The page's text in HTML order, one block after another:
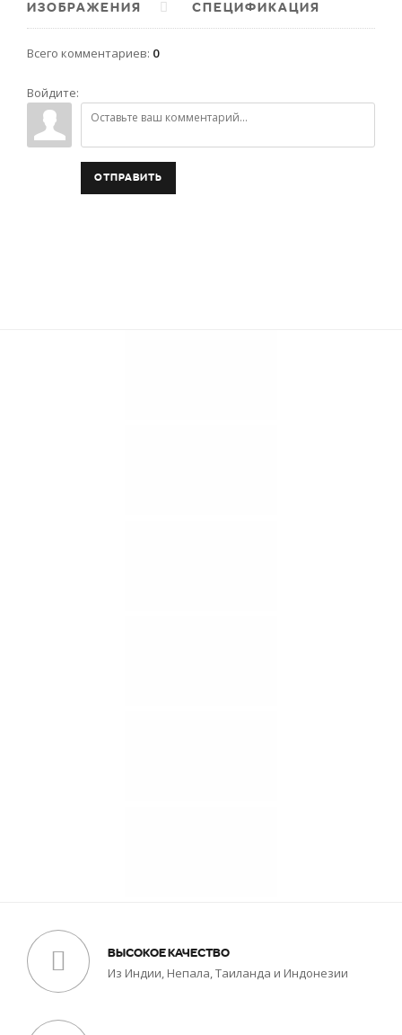
ИЗОБРАЖЕНИЯ
СПЕЦИФИКАЦИЯ
Всего комментариев: 0
Войдите:
ОТПРАВИТЬ
ВЫСОКОЕ КАЧЕСТВО
Из Индии, Непала, Таиланда и Индонезии